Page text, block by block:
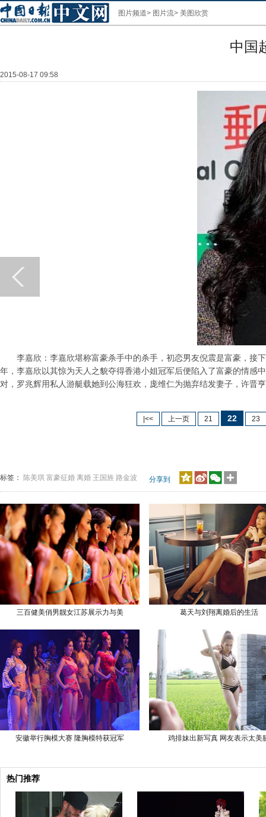
图片频道> 图片流> 美图欣赏
中国
2015-08-17 09:58
李嘉欣：李嘉欣堪称富豪杀手中的杀手，初恋男友倪震是富豪，接
年，李嘉欣以其惊为天人之貌夺得香港小姐冠军后便陷入了富豪的情感
对，罗兆辉用私人游艇载她到公海狂欢，庞维仁为抛弃结发妻子，许晋
|<< 上一页 21 22 23
标签： 陈美琪 富豪征婚 离婚 王国旌 路金波 分享到
三百健美俏男靓女江苏展示力与美
安徽举行胸模大赛 隆胸模特获冠军
葛天与刘翔离婚后的生活
鸡排妹出新写真 网友表示太美
热门推荐